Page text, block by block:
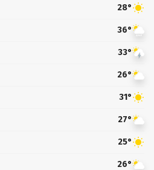
28°
36°
33°
26°
31°
27°
25°
26°